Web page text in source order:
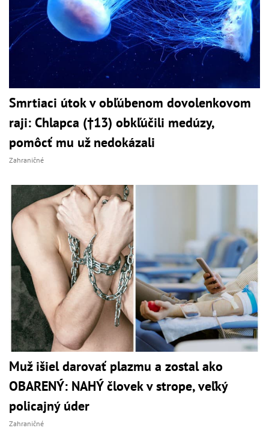
Smrtiaci útok v obľúbenom dovolenkovom
raji: Chlapca (†13) obkľúčili medúzy,
pomôcť mu už nedokázali
Zahraničné
Muž išiel darovať plazmu a zostal ako
OBARENÝ: NAHÝ človek v strope, veľký
policajný úder
Zahraničné